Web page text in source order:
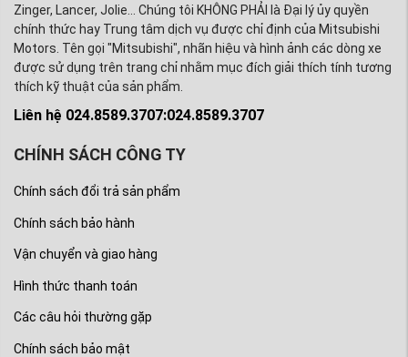
Zinger, Lancer, Jolie... Chúng tôi KHÔNG PHẢI là Đại lý ủy quyền
chính thức hay Trung tâm dịch vụ được chỉ định của Mitsubishi
Motors. Tên gọi "Mitsubishi", nhãn hiệu và hình ảnh các dòng xe
được sử dụng trên trang chỉ nhằm mục đích giải thích tính tương
thích kỹ thuật của sản phẩm.
Liên hệ 024.8589.3707:024.8589.3707
CHÍNH SÁCH CÔNG TY
Chính sách đổi trả sản phẩm
Chính sách bảo hành
Vận chuyển và giao hàng
Hình thức thanh toán
Các câu hỏi thường gặp
Chính sách bảo mật